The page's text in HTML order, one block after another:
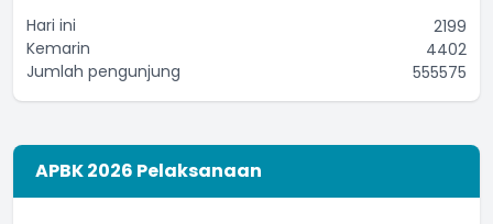
Hari ini
2199
Kemarin
4402
Jumlah pengunjung
555575
APBK 2026 Pelaksanaan